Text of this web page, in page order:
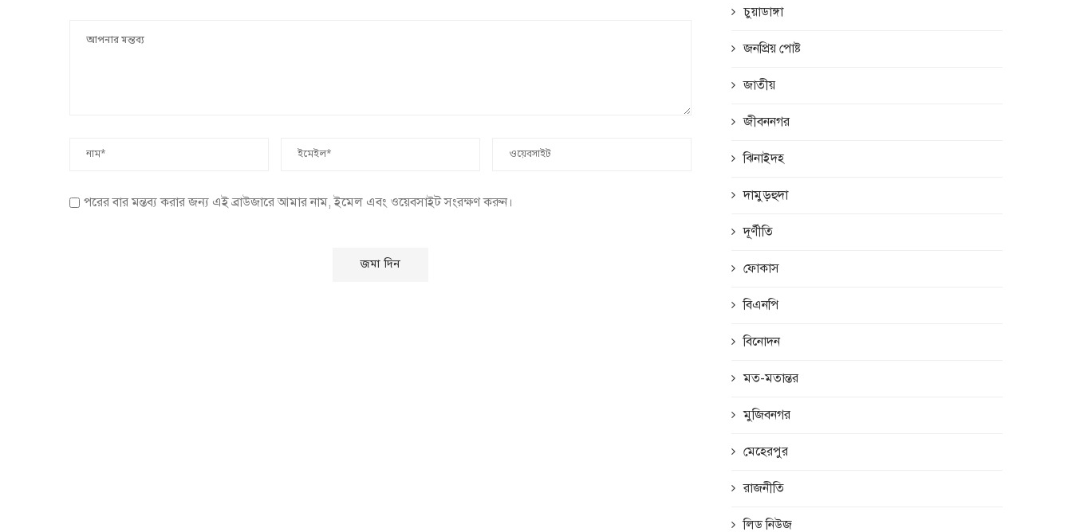
পরের বার মন্তব্য করার জন্য এই ব্রাউজারে আমার নাম, ইমেল এবং ওয়েবসাইট সংরক্ষণ করুন।
চুয়াডাঙ্গা
জনপ্রিয় পোষ্ট
জাতীয়
জীবননগর
ঝিনাইদহ
দামুড়হুদা
দূর্ণীতি
ফোকাস
বিএনপি
বিনোদন
মত-মতান্তর
মুজিবনগর
মেহেরপুর
রাজনীতি
লিড নিউজ